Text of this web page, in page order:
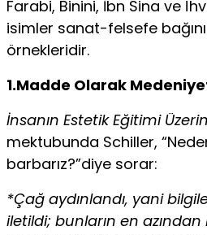
Farabi, Binini, İbn Sina ve
isimler sanat-felsefe
örnekleridir.
1.Madde Olarak
İnsanın Estetik Eğitimi
mektubunda Schiller,
barbarız?”diye sorar:
*Çağ aydınlandı, yani
iletildi; bunların en